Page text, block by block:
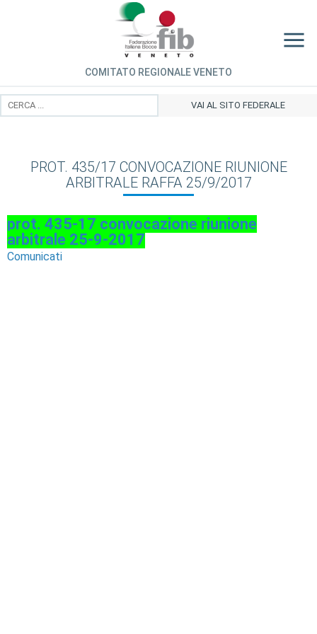
COMITATO REGIONALE VENETO
VAI AL SITO FEDERALE
PROT. 435/17 CONVOCAZIONE RIUNIONE
ARBITRALE RAFFA 25/9/2017
prot. 435-17 convocazione riunione
arbitrale 25-9-2017
Comunicati